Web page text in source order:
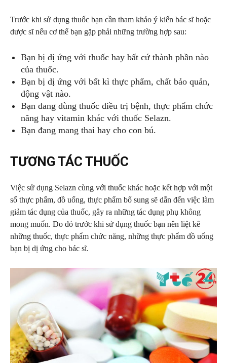
Trước khi sử dụng thuốc bạn cần tham khảo ý kiến bác sĩ hoặc
dược sĩ nếu cơ thể bạn gặp phải những trường hợp sau:
Bạn bị dị ứng với thuốc hay bất cứ thành phần nào
của thuốc.
Bạn bị dị ứng với bất kì thực phẩm, chất bảo quản,
động vật nào.
Bạn đang dùng thuốc điều trị bệnh, thực phẩm chức
năng hay vitamin khác với thuốc Selazn.
Bạn đang mang thai hay cho con bú.
TƯƠNG TÁC THUỐC
Việc sử dụng Selazn cùng với thuốc khác hoặc kết hợp với một
số thực phẩm, đồ uống, thực phẩm bổ sung sẽ dẫn đến việc làm
giảm tác dụng của thuốc, gây ra những tác dụng phụ không
mong muốn. Do đó trước khi sử dụng thuốc bạn nên liệt kê
những thuốc, thực phẩm chức năng, những thực phẩm đồ uống
bạn bị dị ứng cho bác sĩ.